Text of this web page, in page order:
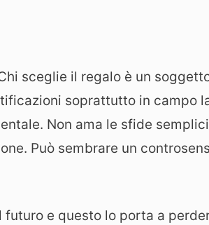
sceglie il regalo è un
soprattutto in campo
Non ama le sfide
Può sembrare un
e questo lo porta a